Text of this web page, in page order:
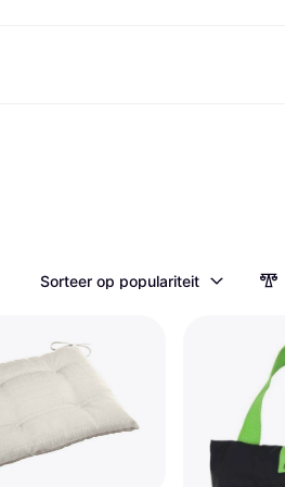
Sorteer op populariteit